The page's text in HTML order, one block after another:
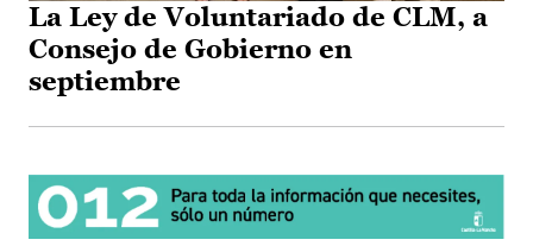
La Ley de Voluntariado de CLM, a
Consejo de Gobierno en
septiembre